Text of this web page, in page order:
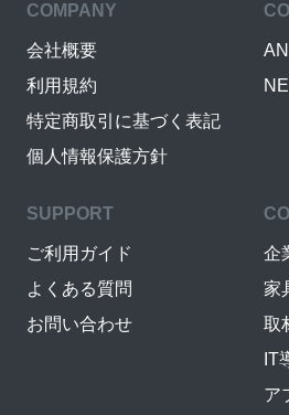
COMPANY
会社概要
利用規約
特定商取引に基づく表記
個人情報保護方針
SUPPORT
ご利用ガイド
よくある質問
お問い合わせ
企
家
取
IT
ア